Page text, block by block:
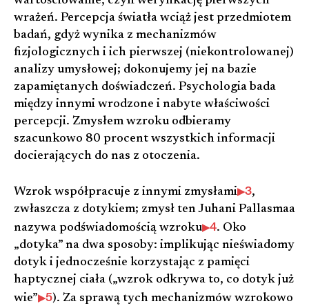
wrażeń. Percepcja światła wciąż jest przedmiotem
badań, gdyż wynika z mechanizmów
fizjologicznych i ich pierwszej (niekontrolowanej)
analizy umysłowej; dokonujemy jej na bazie
zapamiętanych doświadczeń. Psychologia bada
między innymi wrodzone i nabyte właściwości
percepcji. Zmysłem wzroku odbieramy
szacunkowo 80 procent wszystkich informacji
docierających do nas z otoczenia.
Wzrok współpracuje z innymi zmysłami 3,
zwłaszcza z dotykiem; zmysł ten Juhani Pallasmaa
nazywa podświadomością wzroku
4. Oko
„dotyka” na dwa sposoby: implikując nieświadomy
dotyk i jednocześnie korzystając z pamięci
haptycznej ciała („wzrok odkrywa to, co dotyk już
wie”
5). Za sprawą tych mechanizmów wzrokowo